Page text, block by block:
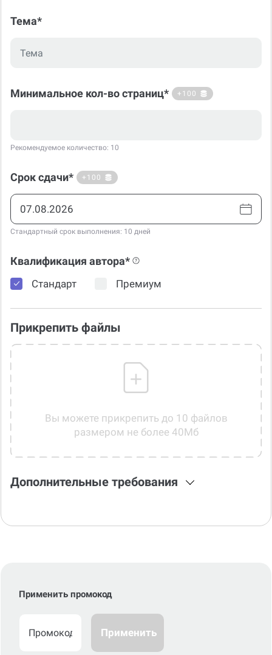
Тема*
Минимальное кол-во страниц* +100
Рекомендуемое количество: 10
Срок сдачи* +100
Стандартный срок выполнения: 10 дней
Квалификация автора*
Стандарт Премиум
Прикрепить файлы
Вы можете прикрепить до 10 файлов
размером не более 40Мб
Дополнительные требования
Применить промокод
Применить